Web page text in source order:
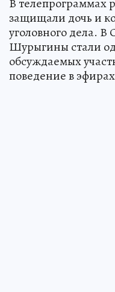
В телепрограммах
защищали дочь и
уголовного дела.
Шурыгины стали
обсуждаемых
поведение в